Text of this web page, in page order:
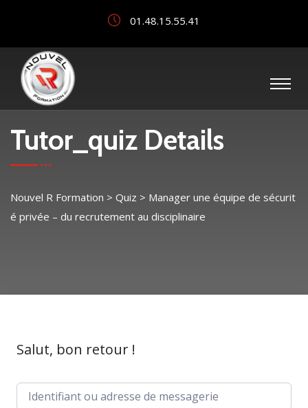
01.48.15.55.41
Tutor_quiz Details
Nouvel R Formation > Quiz > Manager une équipe de sécurit
é privée – du recrutement au disciplinaire
Salut, bon retour !